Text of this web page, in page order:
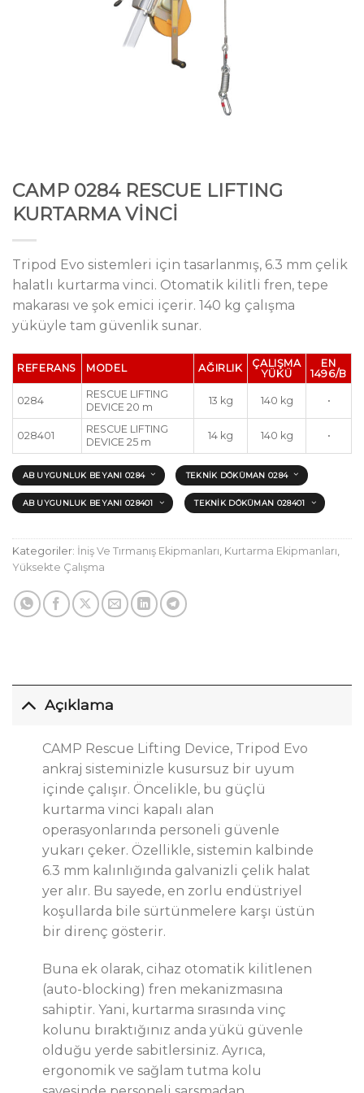
CAMP 0284 RESCUE LIFTING
KURTARMA VİNCİ
Tripod Evo sistemleri için tasarlanmış, 6.3 mm çelik
halatlı kurtarma vinci. Otomatik kilitli fren, tepe
makarası ve şok emici içerir. 140 kg çalışma
yüküyle tam güvenlik sunar.
REFERANS MODEL AĞIRLIK
ÇALIŞMA
YÜKÜ
EN
1496/B
0284
RESCUE LIFTING
DEVICE 20 m
13 kg 140 kg •
028401
RESCUE LIFTING
DEVICE 25 m
14 kg 140 kg •
AB UYGUNLUK BEYANI 0284 TEKNIK DÖKÜMAN 0284
AB UYGUNLUK BEYANI 028401 TEKNIK DÖKÜMAN 028401
Kategoriler: İniş Ve Tırmanış Ekipmanları Kurtarma Ekipmanları
Yüksekte Çalışma
Açıklama
CAMP Rescue Lifting Device, Tripod Evo
ankraj sisteminizle kusursuz bir uyum
içinde çalışır. Öncelikle, bu güçlü
kurtarma vinci kapalı alan
operasyonlarında personeli güvenle
yukarı çeker. Özellikle, sistemin kalbinde
6.3 mm kalınlığında galvanizli çelik halat
yer alır. Bu sayede, en zorlu endüstriyel
koşullarda bile sürtünmelere karşı üstün
bir direnç gösterir.
Buna ek olarak, cihaz otomatik kilitlenen
(auto-blocking) fren mekanizmasına
sahiptir. Yani, kurtarma sırasında vinç
kolunu bıraktığınız anda yükü güvenle
olduğu yerde sabitlersiniz. Ayrıca,
ergonomik ve sağlam tutma kolu